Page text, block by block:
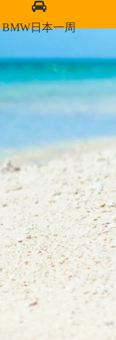
BMW日本一周